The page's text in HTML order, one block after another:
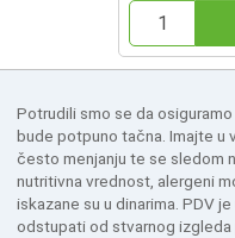
Potrudili smo se da
bude potpuno tačna. Imajte u
često menjanju te se sledom
nutritivna vrednost, alergeni
iskazane su u dinarima. PDV
odstupati od stvarnog izgleda